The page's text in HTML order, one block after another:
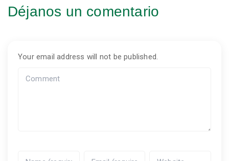
Déjanos un comentario
Your email address will not be published.